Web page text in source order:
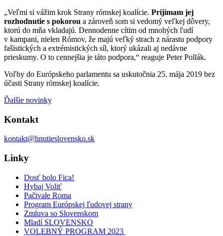
„Veľmi si vážim krok Strany rómskej koalície. Prijímam jej
rozhodnutie s pokorou a zároveň som si vedomý veľkej dôvery,
ktorú do mňa vkladajú. Dennodenne cítim od mnohých ľudí
v kampani, nielen Rómov, že majú veľký strach z nárastu podpory
fašistických a extrémistických síl, ktorý ukázali aj nedávne
prieskumy. O to cennejšia je táto podpora,“ reaguje Peter Pollák.
Voľby do Európskeho parlamentu sa uskutočnia 25. mája 2019 bez
účasti Strany rómskej koalície.
Ďalšie novinky
Kontakt
kontakt@hnutieslovensko.sk
Linky
Dosť bolo Fica!
Hybaj Voliť
Pačivale Roma
Program Európskej ľudovej strany
Zmluva so Slovenskom
Mladí SLOVENSKO
VOLEBNÝ PROGRAM 2023